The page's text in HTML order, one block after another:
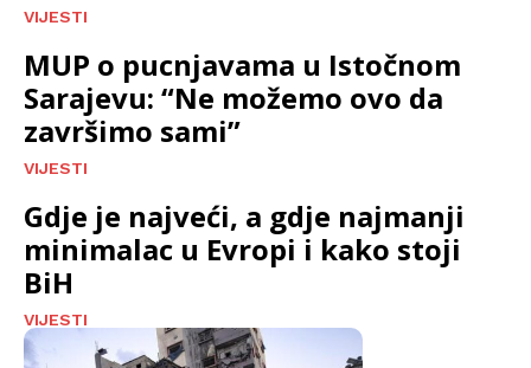
VIJESTI
MUP o pucnjavama u Istočnom
Sarajevu: “Ne možemo ovo da
završimo sami”
VIJESTI
Gdje je najveći, a gdje najmanji
minimalac u Evropi i kako stoji
BiH
VIJESTI